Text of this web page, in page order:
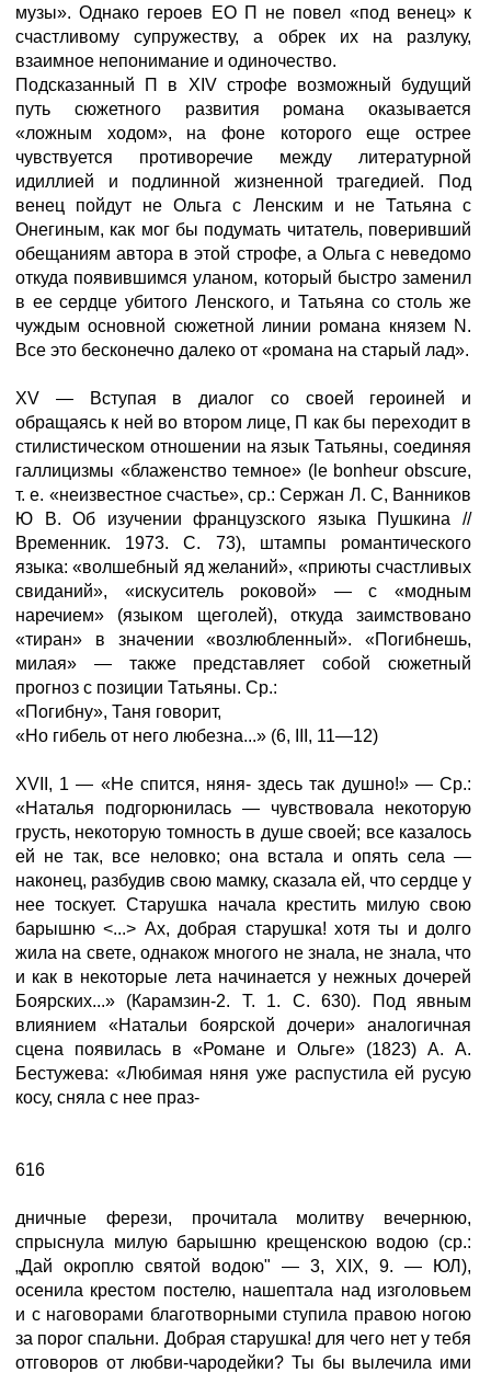
музы». Однако героев ЕО П не повел «под венец» к
счастливому супружеству, а обрек их на разлуку,
взаимное непонимание и одиночество.
Подсказанный П в XIV строфе возможный будущий
путь сюжетного развития романа оказывается
«ложным ходом», на фоне которого еще острее
чувствуется противоречие между литературной
идиллией и подлинной жизненной трагедией. Под
венец пойдут не Ольга с Ленским и не Татьяна с
Онегиным, как мог бы подумать читатель, поверивший
обещаниям автора в этой строфе, а Ольга с неведомо
откуда появившимся уланом, который быстро заменил
в ее сердце убитого Ленского, и Татьяна со столь же
чуждым основной сюжетной линии романа князем N.
Все это бесконечно далеко от «романа на старый лад».
XV — Вступая в диалог со своей героиней и
обращаясь к ней во втором лице, П как бы переходит в
стилистическом отношении на язык Татьяны, соединяя
галлицизмы «блаженство темное» (le bonheur obscure,
т. е. «неизвестное счастье», ср.: Сержан Л. С, Ванников
Ю В. Об изучении французского языка Пушкина //
Временник. 1973. С. 73), штампы романтического
языка: «волшебный яд желаний», «приюты счастливых
свиданий», «искуситель роковой» — с «модным
наречием» (языком щеголей), откуда заимствовано
«тиран» в значении «возлюбленный». «Погибнешь,
милая» — также представляет собой сюжетный
прогноз с позиции Татьяны. Ср.:
«Погибну», Таня говорит,
«Но гибель от него любезна...» (6, III, 11—12)
XVII, 1 — «Не спится, няня- здесь так душно!» — Ср.:
«Наталья подгорюнилась — чувствовала некоторую
грусть, некоторую томность в душе своей; все казалось
ей не так, все неловко; она встала и опять села —
наконец, разбудив свою мамку, сказала ей, что сердце у
нее тоскует. Старушка начала крестить милую свою
барышню <...> Ах, добрая старушка! хотя ты и долго
жила на свете, однакож многого не знала, не знала, что
и как в некоторые лета начинается у нежных дочерей
Боярских...» (Карамзин-2. Т. 1. С. 630). Под явным
влиянием «Натальи боярской дочери» аналогичная
сцена появилась в «Романе и Ольге» (1823) А. А.
Бестужева: «Любимая няня уже распустила ей русую
косу, сняла с нее праз-
616
дничные ферези, прочитала молитву вечернюю,
спрыснула милую барышню крещенскою водою (ср.:
„Дай окроплю святой водою" — 3, XIX, 9. — ЮЛ),
осенила крестом постелю, нашептала над изголовьем
и с наговорами благотворными ступила правою ногою
за порог спальни. Добрая старушка! для чего нет у тебя
отговоров от любви-чародейки? Ты бы вылечила ими